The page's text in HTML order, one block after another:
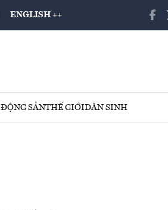
ENGLISH ++
SẢNTHẾ GIỚIDÂN SINH